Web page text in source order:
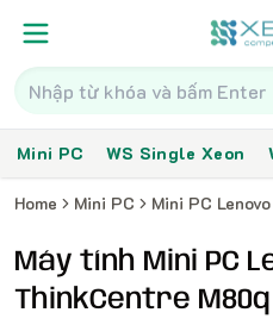
Mini PC WS Single Xeon
Home Mini PC Mini PC Lenovo
Máy tính Mini PC
ThinkCentre